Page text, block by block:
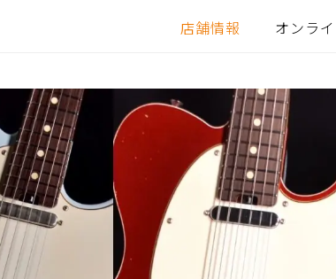
店舗情報 オンラ